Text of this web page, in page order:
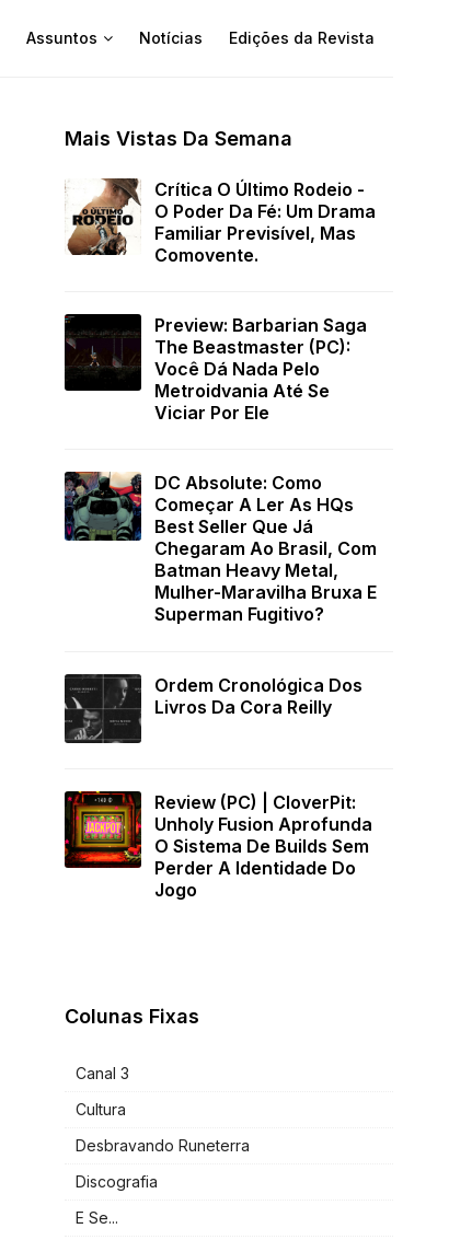
Assuntos Notícias Edições da Revista
Mais Vistas Da Semana
Crítica O Último Rodeio -
O Poder Da Fé: Um Drama
Familiar Previsível, Mas
Comovente.
Preview: Barbarian Saga
The Beastmaster (PC):
Você Dá Nada Pelo
Metroidvania Até Se
Viciar Por Ele
DC Absolute: Como
Começar A Ler As HQs
Best Seller Que Já
Chegaram Ao Brasil, Com
Batman Heavy Metal,
Mulher-Maravilha Bruxa E
Superman Fugitivo?
Ordem Cronológica Dos
Livros Da Cora Reilly
Review (PC) | CloverPit:
Unholy Fusion Aprofunda
O Sistema De Builds Sem
Perder A Identidade Do
Jogo
Colunas Fixas
Canal 3
Cultura
Desbravando Runeterra
Discografia
E Se...